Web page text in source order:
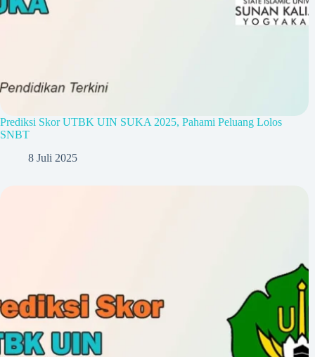
Prediksi Skor UTBK UIN SUKA 2025, Pahami Peluang Lolos
SNBT
8 Juli 2025